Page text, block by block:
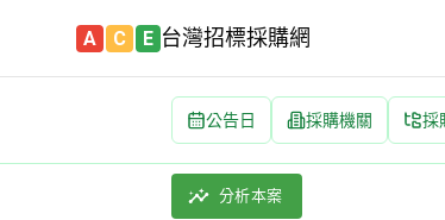
A C E 台灣招標採購網
公告日 採購機關 採
社頭鄉番仔坑野溪第三期整治
採購類別：工程類 水道、海港
分析本案